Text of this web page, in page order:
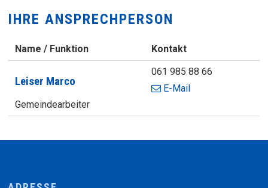
IHRE ANSPRECHPERSON
Name / Funktion Kontakt
Leiser Marco
Funktion
Gemeindearbeiter
Zentrale
061 985 88 66
E-Mail